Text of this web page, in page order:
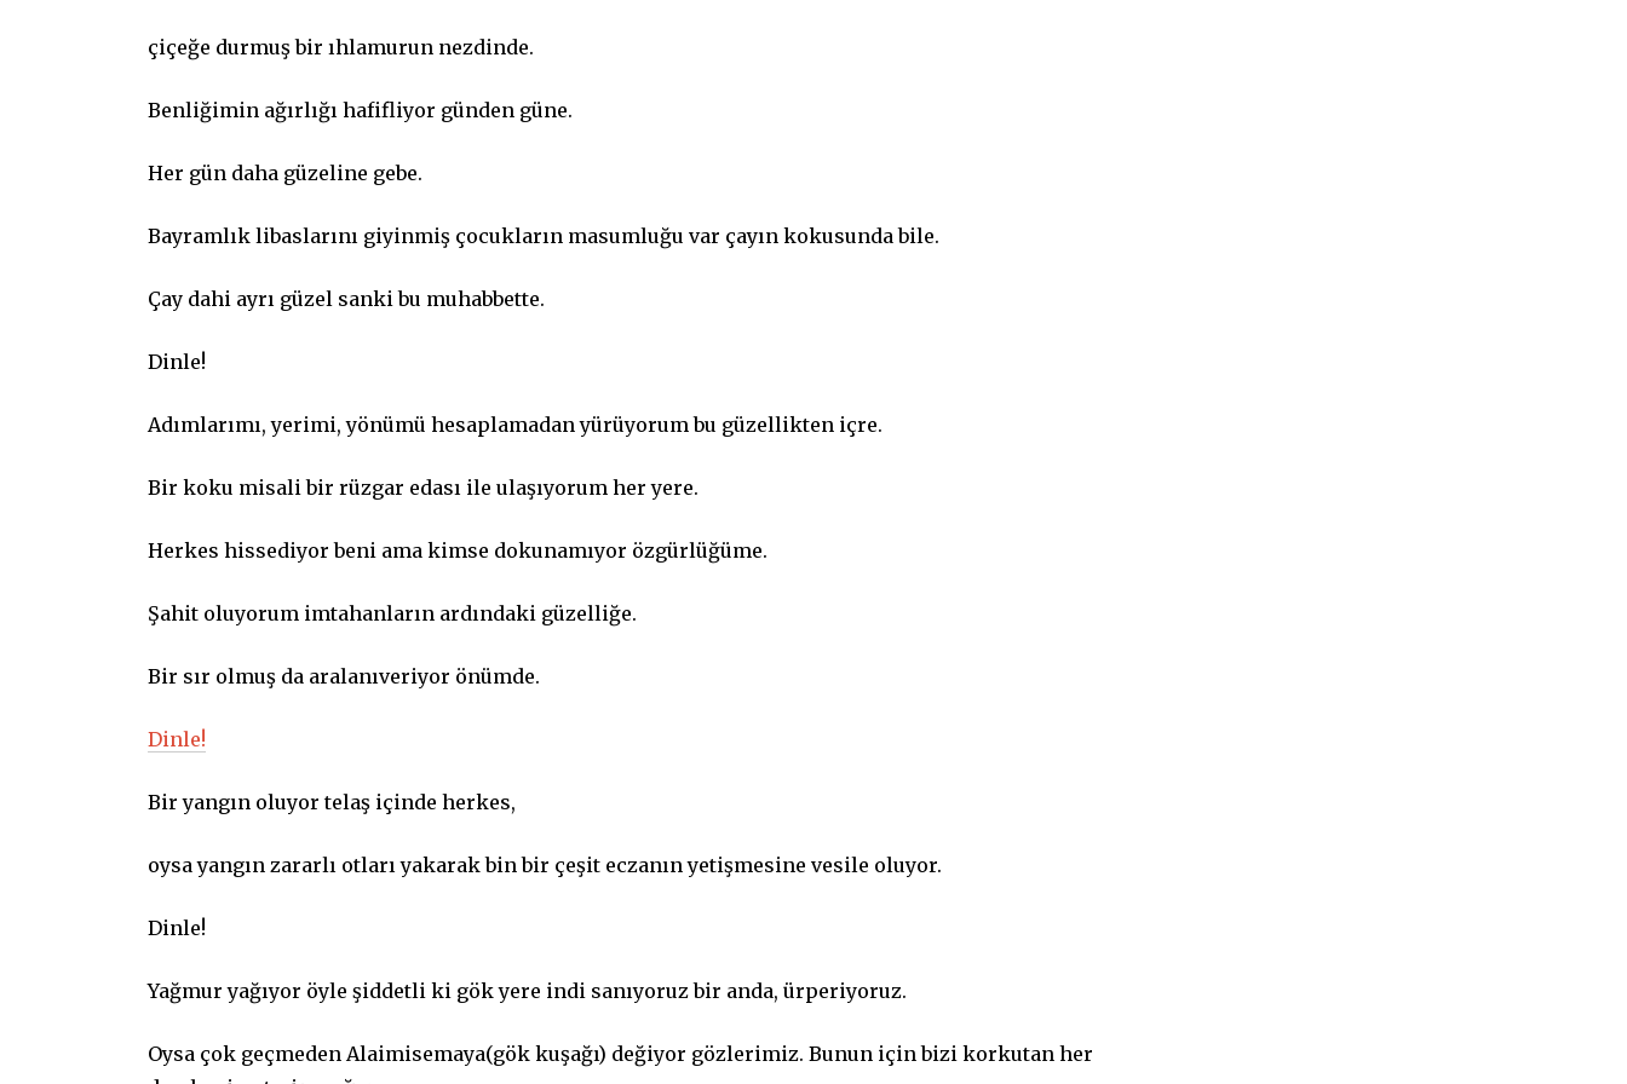
çiçeğe durmuş bir ıhlamurun nezdinde.
Benliğimin ağırlığı hafifliyor günden güne.
Her gün daha güzeline gebe.
Bayramlık libaslarını giyinmiş çocukların masumluğu var çayın kokusunda bile.
Çay dahi ayrı güzel sanki bu muhabbette.
Dinle!
Adımlarımı, yerimi, yönümü hesaplamadan yürüyorum bu güzellikten içre.
Bir koku misali bir rüzgar edası ile ulaşıyorum her yere.
Herkes hissediyor beni ama kimse dokunamıyor özgürlüğüme.
Şahit oluyorum imtahanların ardındaki güzelliğe.
Bir sır olmuş da aralanıveriyor önümde.
Dinle!
Bir yangın oluyor telaş içinde herkes,
oysa yangın zararlı otları yakarak bin bir çeşit eczanın yetişmesine vesile oluyor.
Dinle!
Yağmur yağıyor öyle şiddetli ki gök yere indi sanıyoruz bir anda, ürperiyoruz.
Oysa çok geçmeden Alaimisemaya(gök kuşağı) değiyor gözlerimiz. Bunun için bizi korkutan her